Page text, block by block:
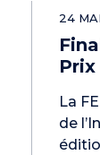
24
La
de